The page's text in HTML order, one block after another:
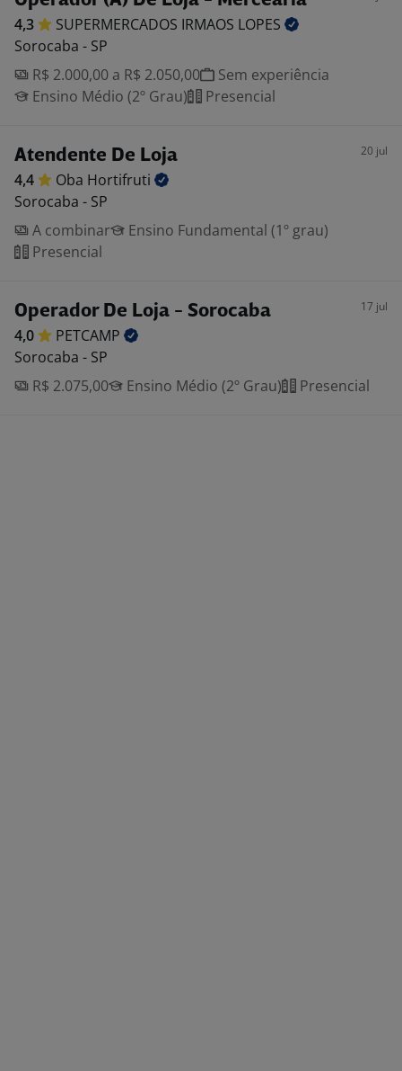
4,3 SUPERMERCADOS IRMAOS LOPES
Sorocaba - SP
R$ 2.000,00 a R$ 2.050,00
Sem experiência
Ensino Médio (2º Grau)
Presencial
Atendente De Loja 20 jul
4,4 Oba Hortifruti
Sorocaba - SP
A combinar
Ensino Fundamental (1º grau)
Presencial
Operador De Loja - Sorocaba 17 jul
4,0
PETCAMP
Sorocaba - SP
R$ 2.075,00
Ensino Médio (2º Grau) Presencial